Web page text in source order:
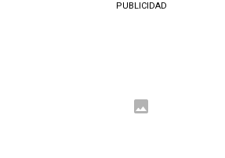
PUBLICIDAD